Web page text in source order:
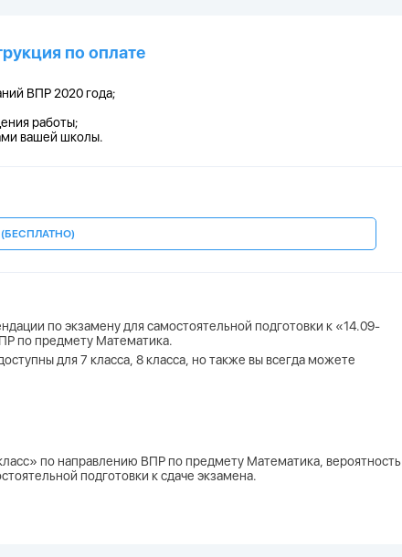
по оплате
ВПР 2020 года;
работы;
вашей школы.
по экзамену для самостоятельной подготовки к «14.09-
по предмету Математика.
для 7 класса, 8 класса, но также вы всегда можете
по направлению ВПР по предмету Математика, вероятность
подготовки к сдаче экзамена.